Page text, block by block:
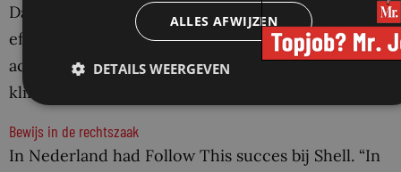
Daardoor kunnen aandeelhouders volgens Ursch
effectievere voorstellen indienen en de nodige
actie van bedrijven vragen om hun effect op
klimaatverandering te verminderen.
Bewijs in de rechtszaak
In Nederland had Follow This succes bij Shell. “In
ALLES AFWIJZEN
DETAILS WEERGEVEN